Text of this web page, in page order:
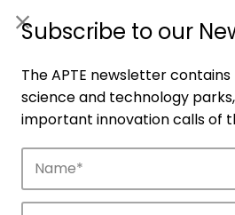
Subscribe to our
The APTE newsletter contains
science and technology
important innovation calls of